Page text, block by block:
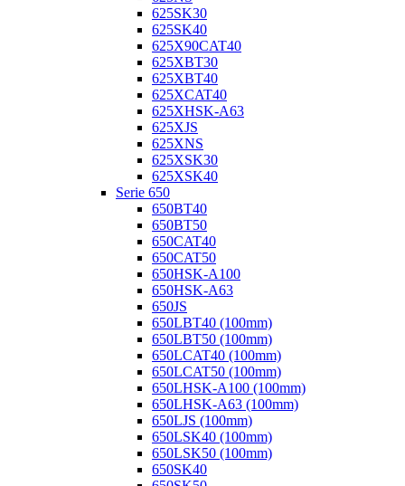
625SK30
625SK40
625X90CAT40
625XBT30
625XBT40
625XCAT40
625XHSK-A63
625XJS
625XNS
625XSK30
625XSK40
Serie 650
650BT40
650BT50
650CAT40
650CAT50
650HSK-A100
650HSK-A63
650JS
650LBT40 (100mm)
650LBT50 (100mm)
650LCAT40 (100mm)
650LCAT50 (100mm)
650LHSK-A100 (100mm)
650LHSK-A63 (100mm)
650LJS (100mm)
650LSK40 (100mm)
650LSK50 (100mm)
650SK40